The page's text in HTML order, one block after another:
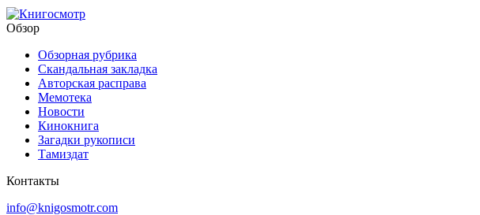
Обзор
Обзорная рубрика
Скандальная закладка
Авторская расправа
Мемотека
Новости
Кинокнига
Загадки рукописи
Тамиздат
Контакты
info@knigosmotr.com